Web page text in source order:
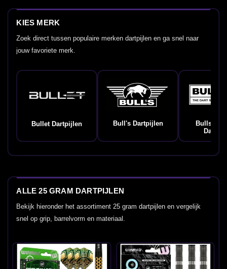
KIES MERK
Zoek direct tussen populaire merken dartpijlen en ga snel naar
jouw favoriete merk.
Bullet Dartpijlen Bull's Dartpijlen
Bulls
ALLE 25 GRAM DARTPIJLEN
Bekijk hieronder het assortiment 25 gram dartpijlen en vergelijk
snel op grip, barrelvorm en materiaal.